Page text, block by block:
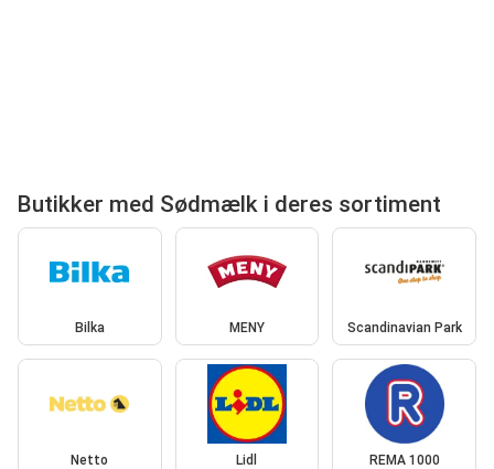
Butikker med Sødmælk i deres sortiment
Bilka MENY Scandinavian Park
Netto Lidl REMA 1000